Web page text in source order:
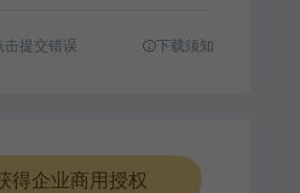
击提交错误 下载须知
得企业商用授权